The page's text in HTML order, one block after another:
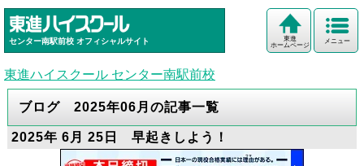
センター南駅前校 オフィシャルサイト メニュー
東進
ホームページ
東進ハイスクール センター南駅前校
ブログ 2025年06月の記事一覧
2025年 6月 25日 早起きしよう！